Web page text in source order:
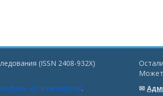
(ISSN 2408-932X)
4.0 International.
✉